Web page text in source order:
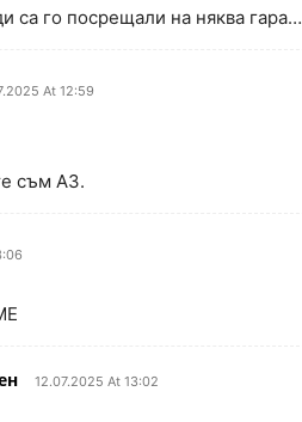
са го посрещали на няква гара…
At 12:59
съм АЗ.
12.07.2025 At 13:02